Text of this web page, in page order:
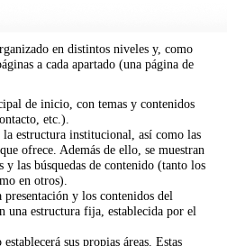
en distintos niveles y, como
a cada apartado (una página de
de inicio, con temas y contenidos
etc.).
la estructura institucional, así como las
ofrece. Además de ello, se muestran
y las búsquedas de contenido (tanto los
en otros).
presentación y los contenidos del
una estructura fija, establecida por el
establecerá sus propias áreas. Estas